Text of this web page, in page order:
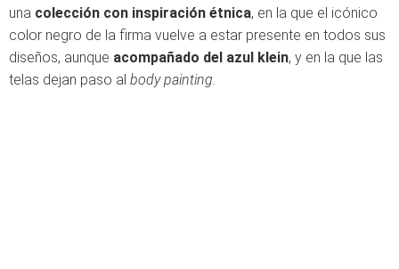
una colección con inspiración étnica, en la que el icónico
color negro de la firma vuelve a estar presente en todos sus
diseños, aunque acompañado del azul klein, y en la que las
telas dejan paso al body painting.